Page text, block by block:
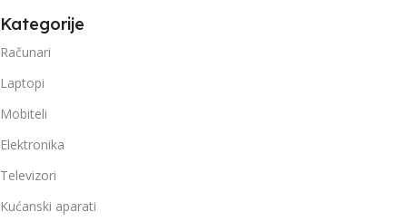
Kategorije
Računari
Laptopi
Mobiteli
Elektronika
Televizori
Kućanski aparati